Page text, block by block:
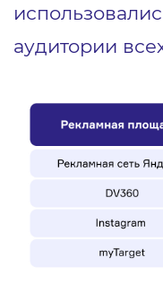
аудитории